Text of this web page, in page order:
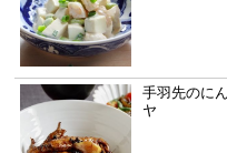
手羽先のに
ヤ